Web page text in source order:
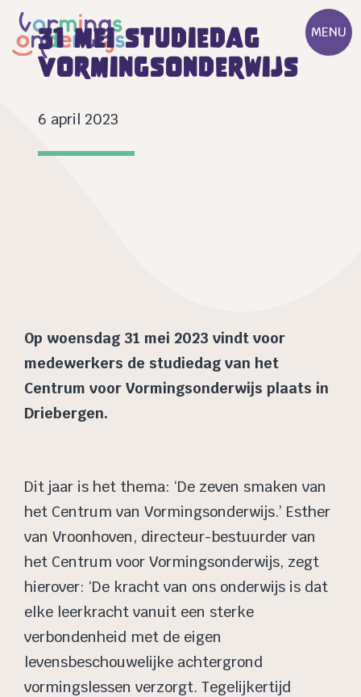
MENU
31 mei studiedag
vormingsonderwijs
6 april 2023
Op woensdag 31 mei 2023 vindt voor
medewerkers de studiedag van het
Centrum voor Vormingsonderwijs plaats in
Driebergen.
Dit jaar is het thema: ‘De zeven smaken van
het Centrum van Vormingsonderwijs.’ Esther
van Vroonhoven, directeur-bestuurder van
het Centrum voor Vormingsonderwijs, zegt
hierover: ‘De kracht van ons onderwijs is dat
elke leerkracht vanuit een sterke
verbondenheid met de eigen
levensbeschouwelijke achtergrond
vormingslessen verzorgt. Tegelijkertijd